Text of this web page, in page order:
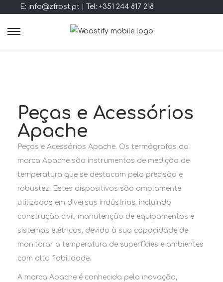
E: info@zfrost.pt | Tel: +351 244 817 218
Peças e Acessórios
Apache
Peças e Acessórios Apache. Os termógrafos da
marca Apache são instrumentos de medição de
temperatura que se destacam pela precisão e
robustez. Estes dispositivos são amplamente
utilizados em diversas indústrias, incluindo
construção civil, manutenção de equipamentos e
sistemas elétricos, devido à sua capacidade de
monitorar a temperatura de superfícies e ambientes
com alta fiabilidade.
A marca Apache é conhecida pela inovação,